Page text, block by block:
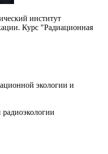
институт
Курс "Радиационная
экологии и